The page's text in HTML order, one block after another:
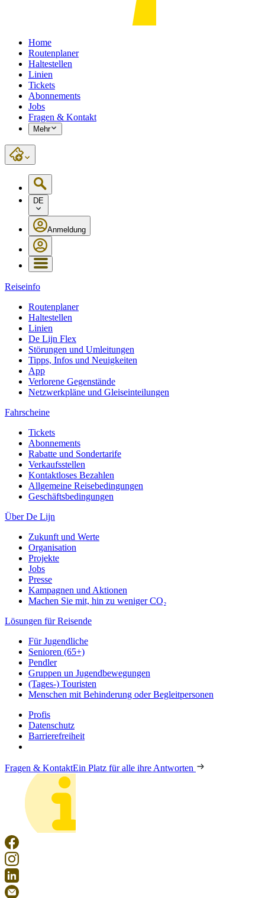
Home
Routenplaner
Haltestellen
Linien
Tickets
Abonnements
Jobs
Fragen & Kontakt
Mehr
DE
Anmeldung
Reiseinfo
Routenplaner
Haltestellen
Linien
De Lijn Flex
Störungen und Umleitungen
Tipps, Infos und Neuigkeiten
App
Verlorene Gegenstände
Netzwerkpläne und Gleiseinteilungen
Fahrscheine
Tickets
Abonnements
Rabatte und Sondertarife
Verkaufsstellen
Kontaktloses Bezahlen
Allgemeine Reisebedingungen
Geschäftsbedingungen
Über De Lijn
Zukunft und Werte
Organisation
Projekte
Jobs
Presse
Kampagnen und Aktionen
Machen Sie mit, hin zu weniger CO₂
Lösungen für Reisende
Für Jugendliche
Senioren (65+)
Pendler
Gruppen un Jugendbewegungen
(Tages-) Touristen
Menschen mit Behinderung oder Begleitpersonen
Profis
Datenschutz
Barrierefreiheit
Fragen & KontaktEin Platz für alle ihre Antworten